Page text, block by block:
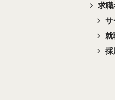
求
サ
就
採